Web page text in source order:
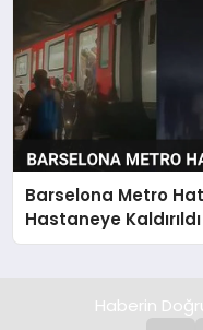
Barselona Metro
Hastaneye Kaldırıldı
Haberin